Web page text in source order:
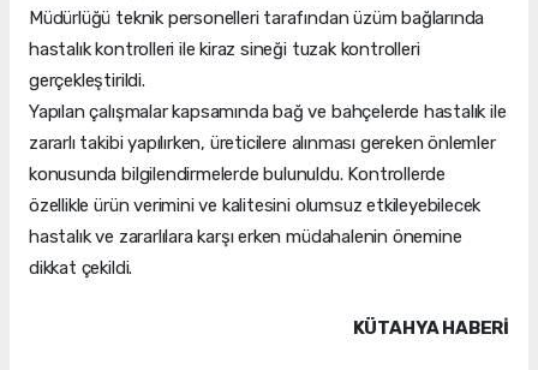
Müdürlüğü teknik personelleri tarafından üzüm bağlarında
hastalık kontrolleri ile kiraz sineği tuzak kontrolleri
gerçekleştirildi.
Yapılan çalışmalar kapsamında bağ ve bahçelerde hastalık ile
zararlı takibi yapılırken, üreticilere alınması gereken önlemler
konusunda bilgilendirmelerde bulunuldu. Kontrollerde
özellikle ürün verimini ve kalitesini olumsuz etkileyebilecek
hastalık ve zararlılara karşı erken müdahalenin önemine
dikkat çekildi.
KÜTAHYA HABERİ